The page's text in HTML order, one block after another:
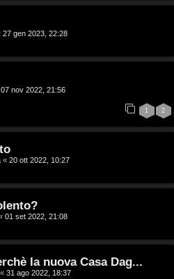
27 gen 2023, 22:28
07 nov 2022, 21:56
1 2
« 20 ott 2022, 10:27
01 set 2022, 21:08
la nuova Casa Dag...
« 31 ago 2022, 18:37